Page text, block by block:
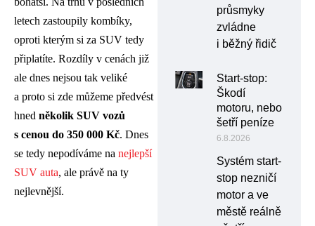
letech zastoupily kombíky,
oproti kterým si za SUV tedy
připlatíte. Rozdíly v cenách již
ale dnes nejsou tak veliké
a proto si zde můžeme předvést
hned několik SUV vozů
s cenou do 350 000 Kč. Dnes
se tedy nepodíváme na nejlepší
SUV auta, ale právě na ty
nejlevnější.
průsmyky
zvládne
i běžný řidič
Start-stop:
Škodí
motoru, nebo
šetří peníze
6.8.2026
Systém start-
stop nezničí
motor a ve
městě reálně